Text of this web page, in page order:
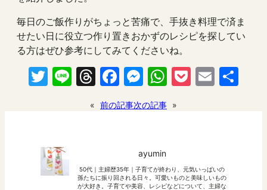
毎日のご飯作りがちょっと苦痛で、手抜き料理で済ま
せたい日に役立つ作り置きおかずのレシピを探してい
る方はぜひ参考にしてみてくださいね。
Twitter
LineThreads
Facebook
Messenger
WhatsApp
Pocket
Email
« 前の記事次の記事 »
ayumin
50代｜主婦歴35年｜子育てが終わり、元気いっぱいの
孫たちに振り回される日々。可愛いものと美味しいもの
が大好き。子育てや美容、レシピなどについて、主婦な